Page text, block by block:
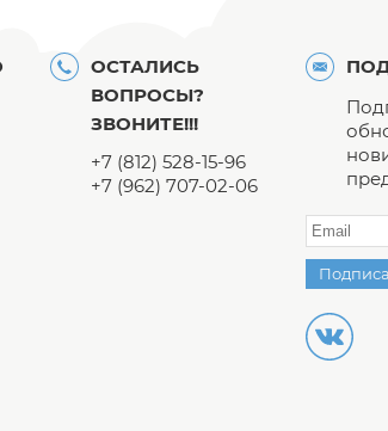
ОСТАЛИСЬ
ВОПРОСЫ?
ЗВОНИТЕ!!!
+7 (812) 528-15-96
+7 (962) 707-02-06